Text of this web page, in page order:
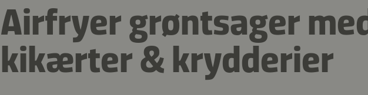
Airfryer grøntsager
kikærter & krydderier